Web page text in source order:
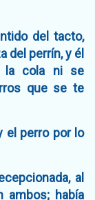
del tacto,
del perrín, y él
la cola ni se
que se te
el perro por lo
al
ambos; había